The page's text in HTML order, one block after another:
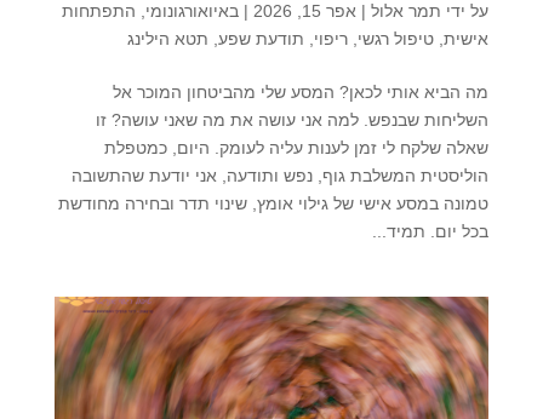
על ידי תמר אלול| אפר 15, 2026 | באיואורגונומי, התפתחות
אישית, טיפול רגשי, ריפוי, תודעת שפע, תטא הילינג
מה הביא אותי לכאן? המסע שלי מהביטחון המוכר אל
השליחות שבנפש. ​למה אני עושה את מה שאני עושה? זו
שאלה שלקח לי זמן לענות עליה לעומק. היום, כמטפלת
הוליסטית המשלבת גוף, נפש ותודעה, אני יודעת שהתשובה
טמונה במסע אישי של גילוי אומץ, שינוי תדר ובחירה מחודשת
בכל יום. ​תמיד...